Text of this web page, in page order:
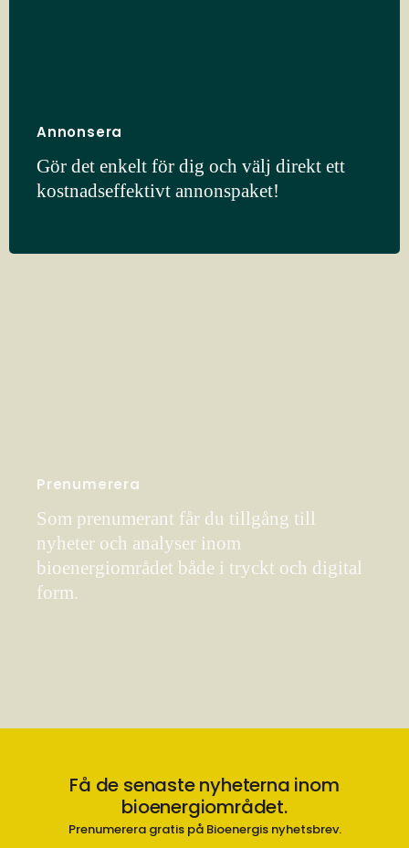
Annonsera
Gör det enkelt för dig och välj direkt ett
kostnadseffektivt annonspaket!
Prenumerera
Som prenumerant får du tillgång till
nyheter och analyser inom
bioenergiområdet både i tryckt och digital
form.
Få de senaste nyheterna inom
bioenergiområdet.
Prenumerera gratis på Bioenergis nyhetsbrev.